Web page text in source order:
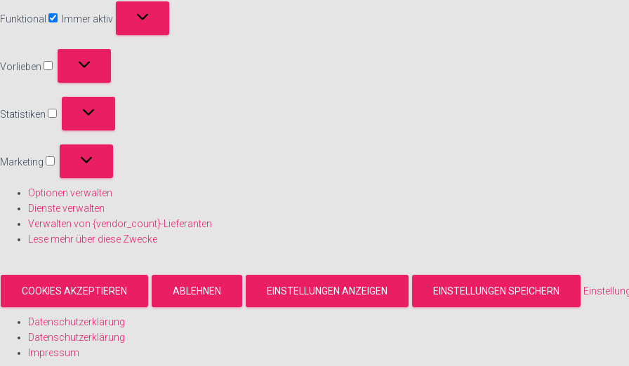
Funktional
Funktional
Immer aktiv
Vorlieben
Statistiken
Marketing
Optionen verwalten
Dienste verwalten
Verwalten von {vendor_count}-Lieferanten
Lese mehr über diese Zwecke
COOKIES AKZEPTIEREN ABLEHNEN EINSTELLUNGEN ANZEIGEN EINSTELLUNGEN SPEICHERN
Datenschutzerklärung
Datenschutzerklärung
Impressum